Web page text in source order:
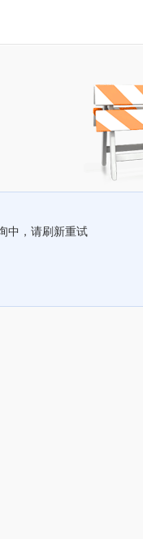
中，请刷新重试